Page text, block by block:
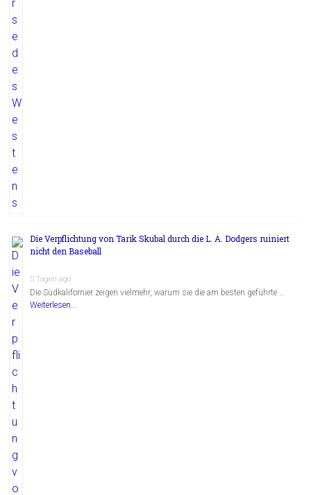
Die Verpflichtung von Tarik Skubal durch die L. A. Dodgers ruiniert
nicht den Baseball
5 Tagen ago
Die Südkalifornier zeigen vielmehr, warum sie die am besten geführte …
Weiterlesen...